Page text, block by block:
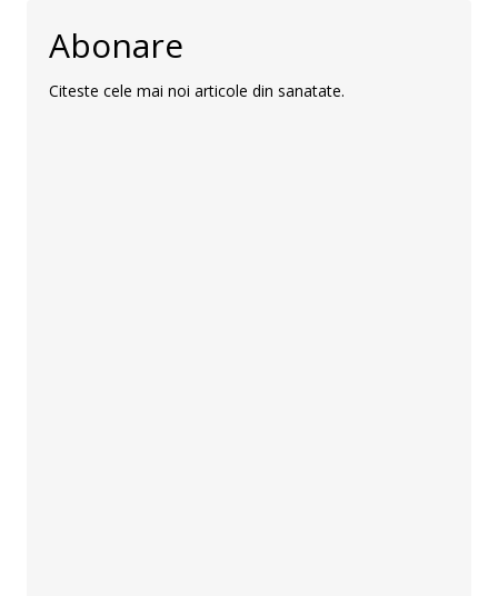
Abonare
Citeste cele mai noi articole din sanatate.